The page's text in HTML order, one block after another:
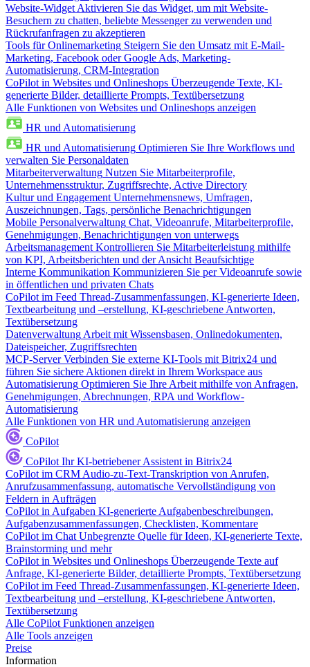
Website-Widget Aktivieren Sie das Widget, um mit Website-
Besuchern zu chatten, beliebte Messenger zu verwenden und
Rückrufanfragen zu akzeptieren
Tools für Onlinemarketing Steigern Sie den Umsatz mit E-Mail-
Marketing, Facebook oder Google Ads, Marketing-
Automatisierung, CRM-Integration
CoPilot in Websites und Onlineshops Überzeugende Texte, KI-
generierte Bilder, detaillierte Prompts, Textübersetzung
Alle Funktionen von Websites und Onlineshops anzeigen
HR und Automatisierung
HR und Automatisierung Optimieren Sie Ihre Workflows und
verwalten Sie Personaldaten
Mitarbeiterverwaltung Nutzen Sie Mitarbeiterprofile,
Unternehmensstruktur, Zugriffsrechte, Active Directory
Kultur und Engagement Unternehmensnews, Umfragen,
Auszeichnungen, Tags, persönliche Benachrichtigungen
Mobile Personalverwaltung Chat, Videoanrufe, Mitarbeiterprofile,
Genehmigungen, Benachrichtigungen von unterwegs
Arbeitsmanagement Kontrollieren Sie Mitarbeiterleistung mithilfe
von KPI, Arbeitsberichten und der Ansicht Beaufsichtige
Interne Kommunikation Kommunizieren Sie per Videoanrufe sowie
in öffentlichen und privaten Chats
CoPilot im Feed Thread-Zusammenfassungen, KI-generierte Ideen,
Textbearbeitung und –erstellung, KI-geschriebene Antworten,
Textübersetzung
Datenverwaltung Arbeit mit Wissensbasen, Onlinedokumenten,
Dateispeicher, Zugriffsrechten
MCP-Server Verbinden Sie externe KI-Tools mit Bitrix24 und
führen Sie sichere Aktionen direkt in Ihrem Workspace aus
Automatisierung Optimieren Sie Ihre Arbeit mithilfe von Anfragen,
Genehmigungen, Abrechnungen, RPA und Workflow-
Automatisierung
Alle Funktionen von HR und Automatisierung anzeigen
CoPilot
CoPilot Ihr KI-betriebener Assistent in Bitrix24
CoPilot im CRM Audio-zu-Text-Transkription von Anrufen,
Anrufzusammenfassung, automatische Vervollständigung von
Feldern in Aufträgen
CoPilot in Aufgaben KI-generierte Aufgabenbeschreibungen,
Aufgabenzusammenfassungen, Checklisten, Kommentare
CoPilot im Chat Unbegrenzte Quelle für Ideen, KI-generierte Texte,
Brainstorming und mehr
CoPilot in Websites und Onlineshops Überzeugende Texte auf
Anfrage, KI-generierte Bilder, detaillierte Prompts, Textübersetzung
CoPilot im Feed Thread-Zusammenfassungen, KI-generierte Ideen,
Textbearbeitung und –erstellung, KI-geschriebene Antworten,
Textübersetzung
Alle CoPilot Funktionen anzeigen
Alle Tools anzeigen
Preise
Information